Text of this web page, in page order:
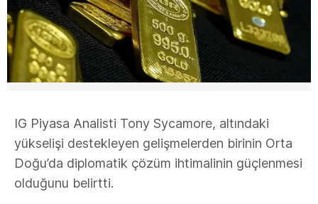
IG Piyasa Analisti Tony Sycamore, altındaki
yükselişi destekleyen gelişmelerden birinin Orta
Doğu’da diplomatik çözüm ihtimalinin güçlenmesi
olduğunu belirtti.